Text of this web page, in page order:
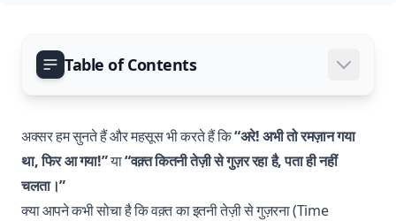
Table of Contents
अक्सर हम सुनते हैं और महसूस भी करते हैं कि“अरे! अभी तो रमज़ान गया
था, फिर आ गया!”या“वक़्त कितनी तेज़ी से गुज़र रहा है, पता ही नहीं
चलता।”
क्या आपने कभी सोचा है कि वक़्त का इतनी तेज़ी से गुज़रना (Time